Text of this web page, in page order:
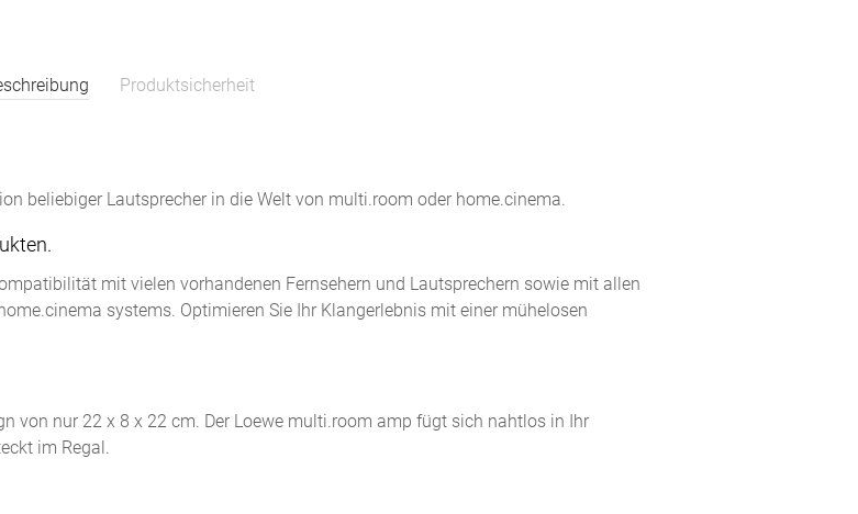
Produktsicherheit
beliebiger Lautsprecher in die Welt von multi.room oder home.cinema.
mit vielen vorhandenen Fernsehern und Lautsprechern sowie mit allen
systems. Optimieren Sie Ihr Klangerlebnis mit einer mühelosen
von nur 22 x 8 x 22 cm. Der Loewe multi.room amp fügt sich nahtlos in Ihr
im Regal.